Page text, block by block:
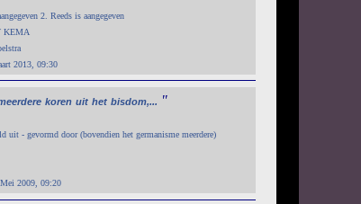
2. Reeds is aangegeven
KEMA
2013, 09:30
koren uit het bisdom,... "
uit - gevormd door (bovendien het germanisme meerdere)
2009, 09:20